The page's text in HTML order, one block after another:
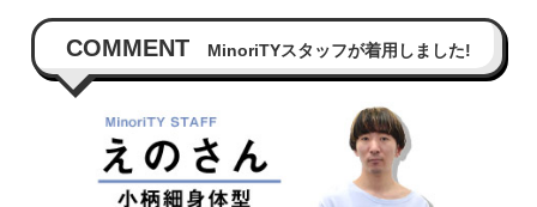
COMMENT MinoriTYスタッフが着用しました!